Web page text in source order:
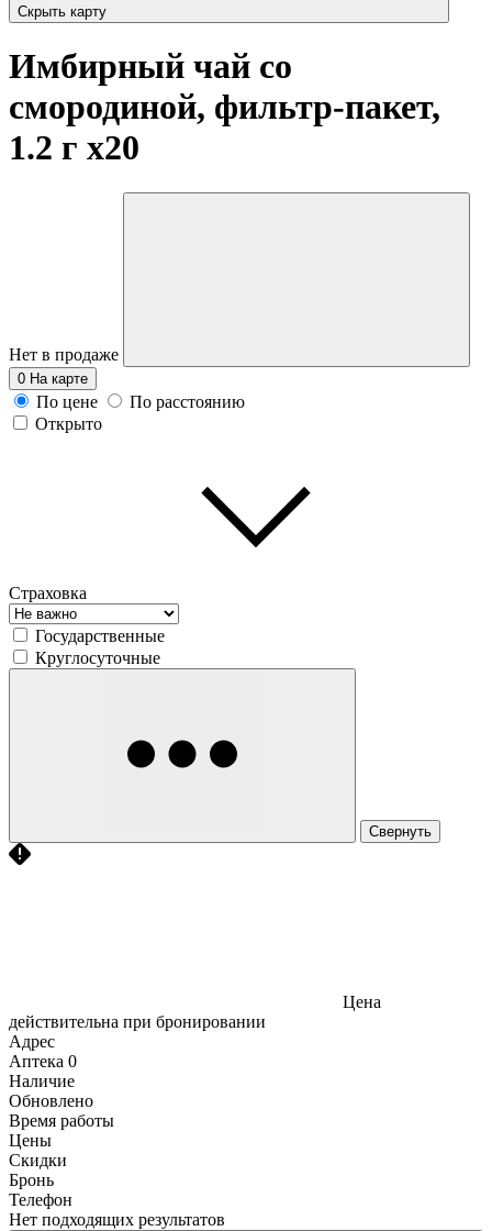
Скрыть карту
Имбирный чай со
смородиной, фильтр-пакет,
1.2 г x20
Нет в продаже
0 На карте
По цене
По расстоянию
Открыто
Страховка
Государственные
Круглосуточные
Свернуть
Цена
действительна при бронировании
Адрес
Аптека 0
Наличие
Обновлено
Время работы
Цены
Скидки
Бронь
Телефон
Нет подходящих результатов